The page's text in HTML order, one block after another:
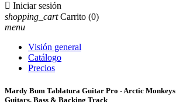
 Iniciar sesión
shopping_cart Carrito (0)
menu
Visión general
Catálogo
Precios
Mardy Bum Tablatura Guitar Pro - Arctic Monkeys
Guitars, Bass & Backing Track